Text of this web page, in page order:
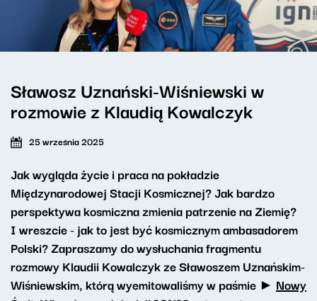
Sławosz Uznański-Wiśniewski w
rozmowie z Klaudią Kowalczyk
25 września 2025
Jak wygląda życie i praca na pokładzie
Międzynarodowej Stacji Kosmicznej? Jak bardzo
perspektywa kosmiczna zmienia patrzenie na Ziemię?
I wreszcie - jak to jest być kosmicznym ambasadorem
Polski? Zapraszamy do wysłuchania fragmentu
rozmowy Klaudii Kowalczyk ze Sławoszem Uznańskim-
Wiśniewskim, którą wyemitowaliśmy w paśmie ► Nowy